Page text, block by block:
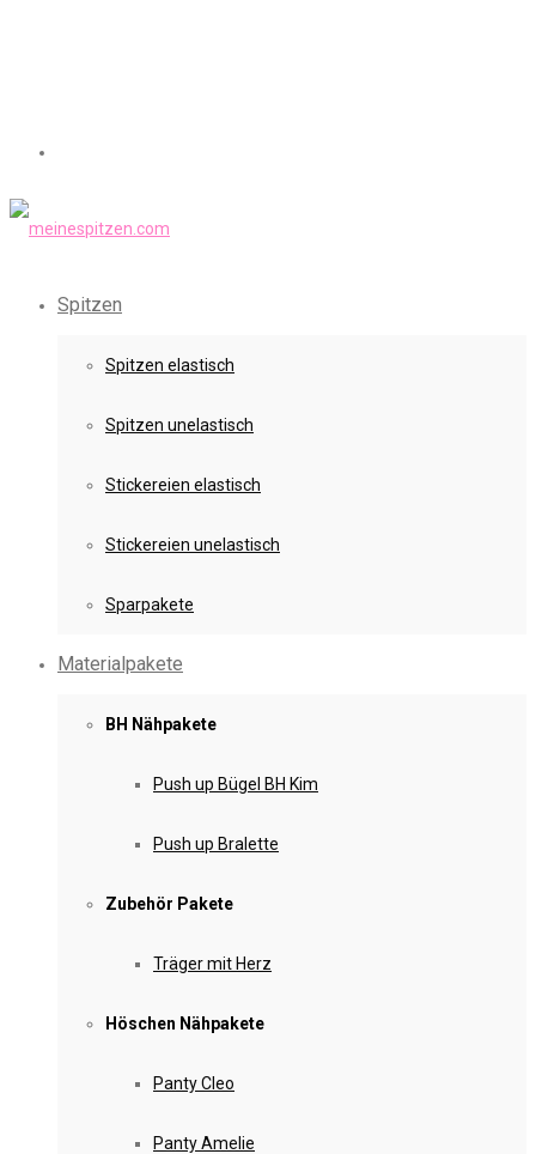
Spitzen
Spitzen elastisch
Spitzen unelastisch
Stickereien elastisch
Stickereien unelastisch
Sparpakete
Materialpakete
BH Nähpakete
Push up Bügel BH Kim
Push up Bralette
Zubehör Pakete
Träger mit Herz
Höschen Nähpakete
Panty Cleo
Panty Amelie